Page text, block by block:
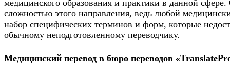
медицинского образования и практики в данной
сложностью этого направления, ведь любой
набор специфических терминов и форм, которые
обычному неподготовленному переводчику.
Медицинский перевод в бюро переводов